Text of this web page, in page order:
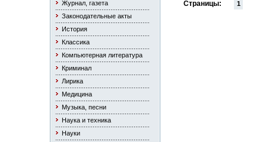
Журнал, газета
Законодательные акты
История
Классика
Компьютерная литература
Криминал
Лирика
Медицина
Музыка, песни
Наука и техника
Науки
Страницы: 1